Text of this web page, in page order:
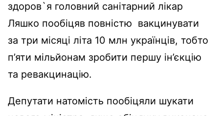
здоров`я головний санітарний лікар
Ляшко пообіцяв повністю вакцинувати
за три місяці літа 10 млн українців, тобто
п’яти мільйонам зробити першу ін’єкцію
та ревакцинацію.
Депутати натомість пообіцяли шукати